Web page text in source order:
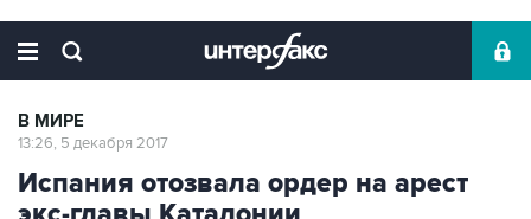
В МИРЕ
13:26, 5 декабря 2017
Испания отозвала ордер на арест